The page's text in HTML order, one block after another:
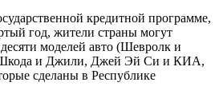
кредитной программе,
год, жители страны могут
моделей авто (Шевролк и
и Джили, Джей Эй Си и КИА,
сделаны в Республике